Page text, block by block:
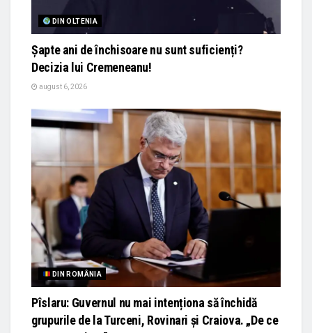
DIN OLTENIA
Șapte ani de închisoare nu sunt suficienți?
Decizia lui Cremeneanu!
august 6, 2026
DIN ROMÂNIA
Pîslaru: Guvernul nu mai intenționa să închidă
grupurile de la Turceni, Rovinari și Craiova. „De ce